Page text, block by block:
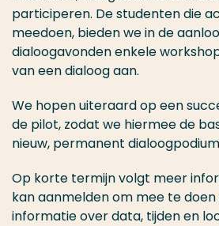
participeren. De studenten die
meedoen, bieden we in de
dialoogavonden enkele
van een dialoog aan.
We hopen uiteraard op een
de pilot, zodat we hiermee de
nieuw, permanent
Op korte termijn volgt meer
kan aanmelden om mee te
informatie over data, tijden en